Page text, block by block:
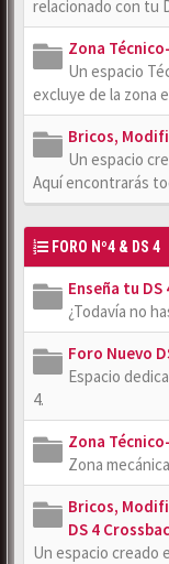
relacionado con tu
Zona
Un espacio
excluye de la zona
Bricos,
Un espacio
Aquí encontrarás
FORO Nº4 & DS 4
Enseña tu DS
¿Todavía no
Foro Nuevo
Espacio
4.
Zona
Zona
Bricos,
DS 4
Un espacio creado